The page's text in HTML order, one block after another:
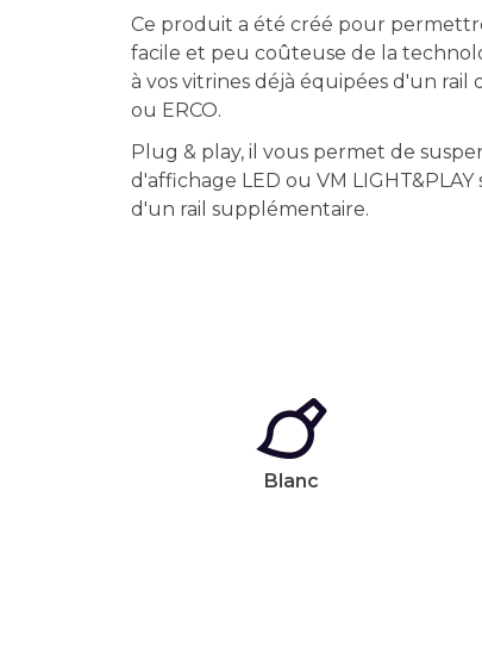
Ce produit a été créé pour
facile et peu coûteuse de la
à vos vitrines déjà équipées d'un rail
ou ERCO.
Plug & play, il vous permet de
d'affichage LED ou VM LIGHT&PLAY
d'un rail supplémentaire.
Blanc